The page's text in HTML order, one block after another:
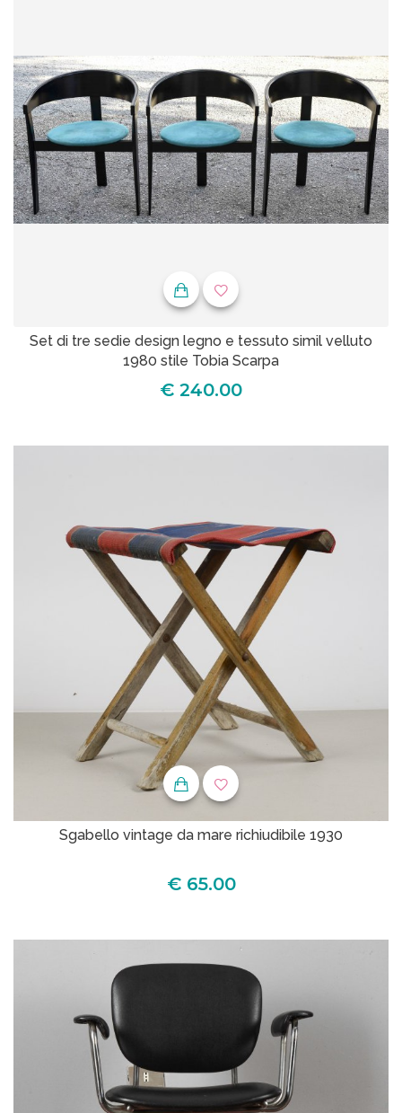
Set di tre sedie design legno e tessuto simil velluto
1980 stile Tobia Scarpa
€ 240.00
Sgabello vintage da mare richiudibile 1930
€ 65.00